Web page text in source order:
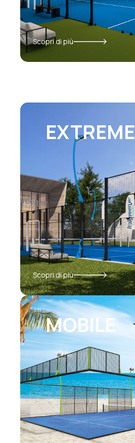
Scopri di più
EXTREME
Scopri di più
MOBILE